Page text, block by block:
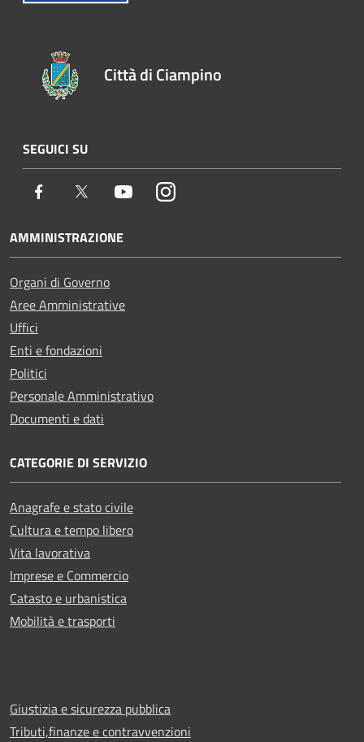
Città di Ciampino
SEGUICI SU
Facebook Twitter YoutubeInstagram
AMMINISTRAZIONE
Organi di Governo
Aree Amministrative
Uffici
Enti e fondazioni
Politici
Personale Amministrativo
Documenti e dati
CATEGORIE DI SERVIZIO
Anagrafe e stato civile
Cultura e tempo libero
Vita lavorativa
Imprese e Commercio
Catasto e urbanistica
Mobilità e trasporti
Giustizia e sicurezza pubblica
Tributi,finanze e contravvenzioni